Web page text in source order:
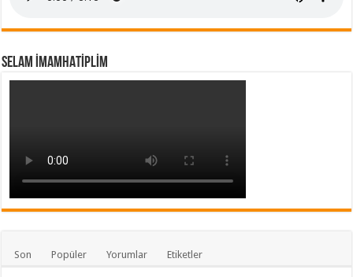
SELAM İMAMHATİPLİM
Son Popüler Yorumlar Etiketler